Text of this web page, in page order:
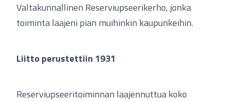
Valtakunnallinen Reserviupseerikerho, jonka
toiminta laajeni pian muihinkin kaupunkeihin.
Liitto perustettiin 1931
Reserviupseeritoiminnan laajennuttua koko